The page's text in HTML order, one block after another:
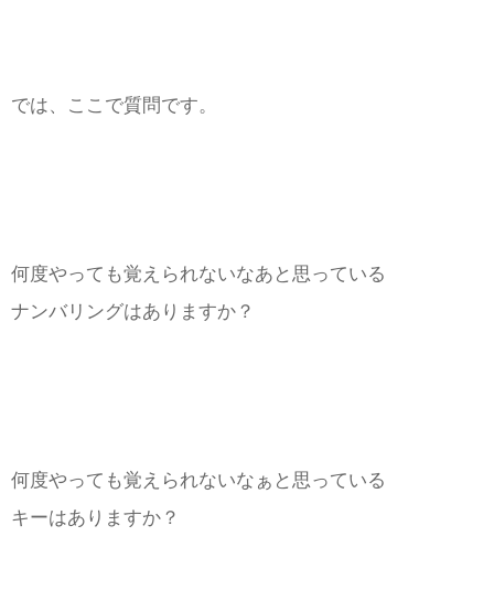
では、ここで質問です。
何度やっても覚えられないなあと思っている
ナンバリングはありますか？
何度やっても覚えられないなぁと思っている
キーはありますか？